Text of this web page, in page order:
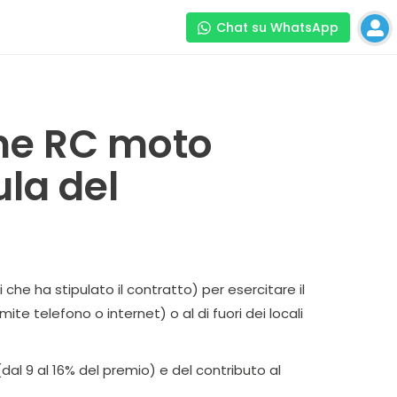
Chat su WhatsApp
RC moto
del
che ha stipulato il contratto) per esercitare il
telefono o internet) o al di fuori dei locali
9 al 16% del premio) e del contributo al